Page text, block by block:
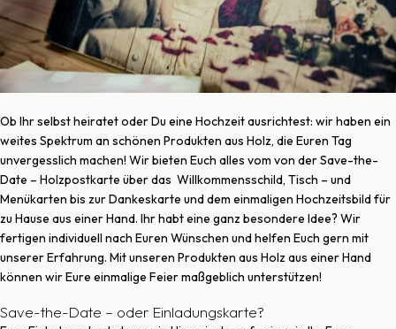
Ob Ihr selbst heiratet oder Du eine Hochzeit ausrichtest: wir haben ein
weites Spektrum an schönen Produkten aus Holz, die Euren Tag
unvergesslich machen! Wir bieten Euch alles vom von der Save-the-
Date – Holzpostkarte über das Willkommensschild, Tisch – und
Menükarten bis zur Dankeskarte und dem einmaligen Hochzeitsbild für
zu Hause aus einer Hand. Ihr habt eine ganz besondere Idee? Wir
fertigen individuell nach Euren Wünschen und helfen Euch gern mit
unserer Erfahrung. Mit unseren Produkten aus Holz aus einer Hand
können wir Eure einmalige Feier maßgeblich unterstützen!
Save-the-Date – oder Einladungskarte?